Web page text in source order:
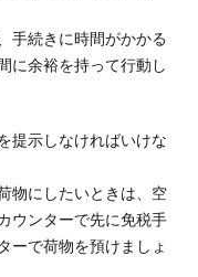
手続きに時間がかかる
に余裕を持って行動し
提示しなければいけな
物にしたいときは、空
ウンターで先に免税手
ーで荷物を預けましょ